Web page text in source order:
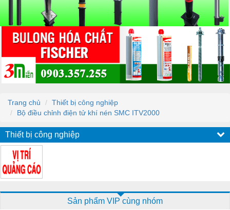
Trang chủ
Thiết bị công nghiệp
Bộ điều chỉnh điện tử khí nén SMC ITV2000
Thiết bị công nghiệp
Sản phẩm VIP cùng nhóm